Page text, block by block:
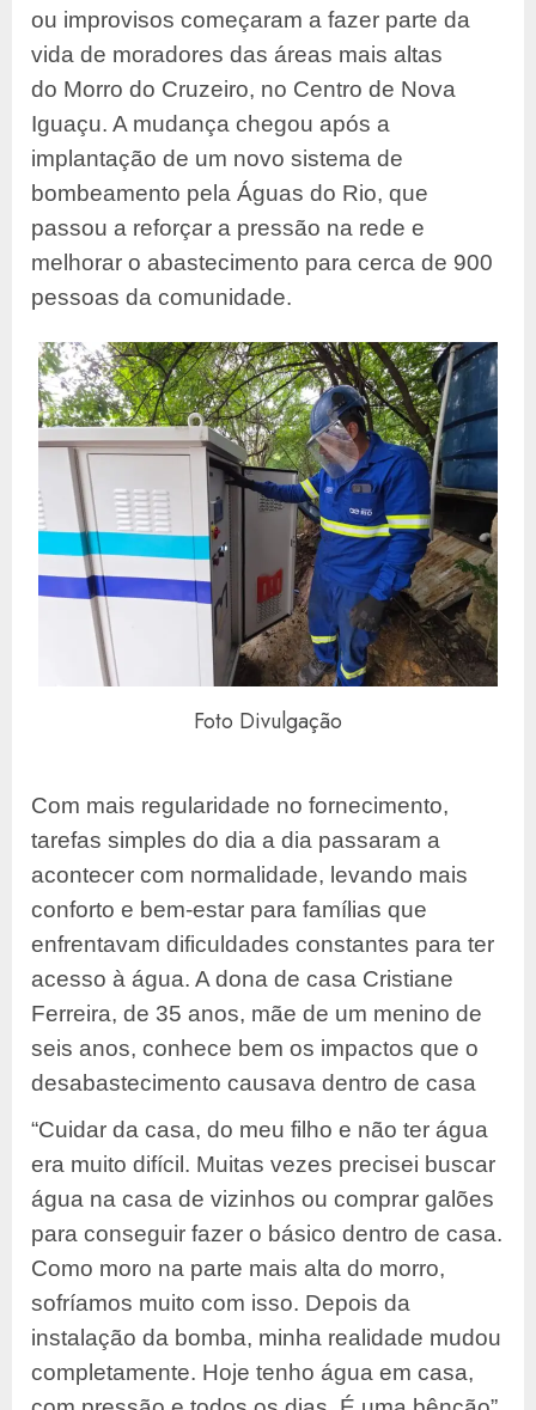
ou improvisos começaram a fazer parte da
vida de moradores das áreas mais altas
do Morro do Cruzeiro, no Centro de Nova
Iguaçu. A mudança chegou após a
implantação de um novo sistema de
bombeamento pela Águas do Rio, que
passou a reforçar a pressão na rede e
melhorar o abastecimento para cerca de 900
pessoas da comunidade.
Foto Divulgação
Com mais regularidade no fornecimento,
tarefas simples do dia a dia passaram a
acontecer com normalidade, levando mais
conforto e bem-estar para famílias que
enfrentavam dificuldades constantes para ter
acesso à água. A dona de casa Cristiane
Ferreira, de 35 anos, mãe de um menino de
seis anos, conhece bem os impactos que o
desabastecimento causava dentro de casa
“Cuidar da casa, do meu filho e não ter água
era muito difícil. Muitas vezes precisei buscar
água na casa de vizinhos ou comprar galões
para conseguir fazer o básico dentro de casa.
Como moro na parte mais alta do morro,
sofríamos muito com isso. Depois da
instalação da bomba, minha realidade mudou
completamente. Hoje tenho água em casa,